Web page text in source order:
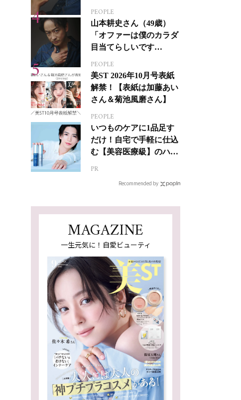
PEOPLE
山本耕史さん（49歳）
「オファーは僕のカラダ
目当てらしいです
ジカルへの挑戦
PEOPLE
美ST 2026年10月号表紙
解禁！【表紙は加藤あい
さん＆菊池風磨さん】
PEOPLE
いつものケアに1品足す
だけ！自宅で手軽に仕込
む【美容医療級】のハリ
PR
Recommended by
MAGAZINE
一生元気に！自愛ビューティ